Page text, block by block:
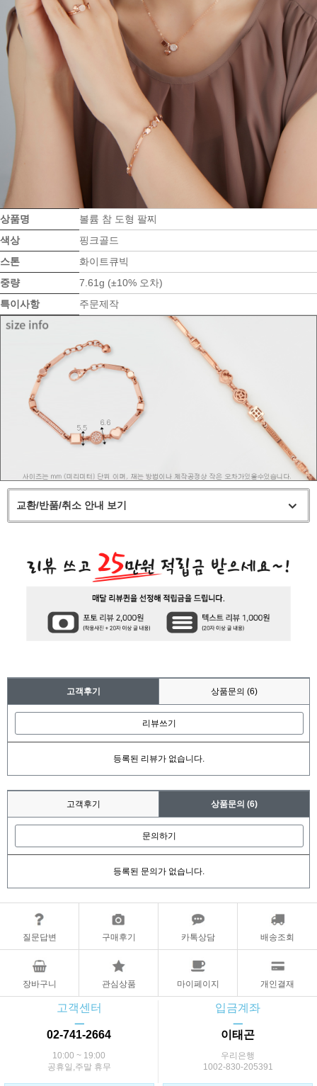
상품명
볼륨 참 도형 팔찌
색상
핑크골드
스톤
화이트큐빅
중량
7.61g (±10% 오차)
특이사항
주문제작
교환/반품/취소 안내 보기
고객후기 상품문의 (6)
리뷰쓰기
등록된 리뷰가 없습니다.
고객후기 상품문의 (6)
문의하기
등록된 문의가 없습니다.
질문답변 구매후기 카톡상담 배송조회
장바구니 관심상품 마이페이지 개인결재
고객센터
ㅡ
02-741-2664
10:00 ~ 19:00
공휴일,주말 휴무
입금계좌
ㅡ
이태곤
우리은행
1002-830-205391